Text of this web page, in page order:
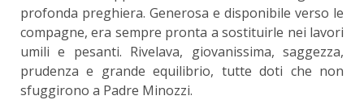
profonda preghiera. Generosa e disponibile verso le
compagne, era sempre pronta a sostituirle nei lavori
umili e pesanti. Rivelava, giovanissima, saggezza,
prudenza e grande equilibrio, tutte doti che non
sfuggirono a Padre Minozzi.